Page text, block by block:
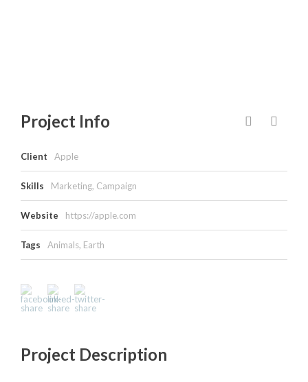
Project Info
Client Apple
Skills Marketing, Campaign
Website https://apple.com
Tags Animals, Earth
Project Description